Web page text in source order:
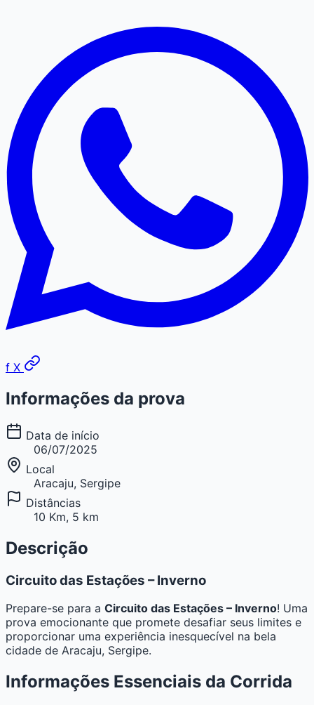
f X
Informações da prova
Data de início
06/07/2025
Local
Aracaju, Sergipe
Distâncias
10 Km, 5 km
Descrição
Circuito das Estações – Inverno
Prepare-se para a Circuito das Estações – Inverno! Uma
prova emocionante que promete desafiar seus limites e
proporcionar uma experiência inesquecível na bela
cidade de Aracaju, Sergipe.
Informações Essenciais da Corrida